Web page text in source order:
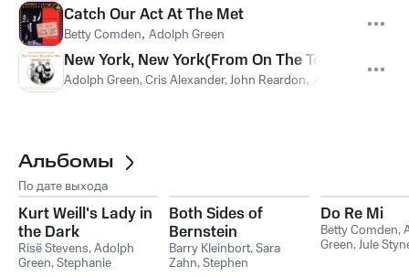
Catch Our Act At The Met
Betty Comden, Adolph Green
New York, New York(From On The Town)
Adolph Green, Cris Alexander, John Reardon,
Альбомы
По дате выхода
Kurt Weill's Lady in
the Dark
Risë Stevens,Adolph
Green,Stephanie
Both Sides of
Bernstein
Barry Kleinbort,Sara
Zahn,Stephen
Do Re Mi
Betty Comden,
Green,Jule